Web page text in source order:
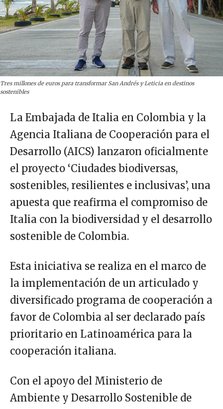
Tres millones de euros para transformar San Andrés y Leticia en destinos
sostenibles
La Embajada de Italia en Colombia y la
Agencia Italiana de Cooperación para el
Desarrollo (AICS) lanzaron oficialmente
el proyecto ‘Ciudades biodiversas,
sostenibles, resilientes e inclusivas’, una
apuesta que reafirma el compromiso de
Italia con la biodiversidad y el desarrollo
sostenible de Colombia.
Esta iniciativa se realiza en el marco de
la implementación de un articulado y
diversificado programa de cooperación a
favor de Colombia al ser declarado país
prioritario en Latinoamérica para la
cooperación italiana.
Con el apoyo del Ministerio de
Ambiente y Desarrollo Sostenible de